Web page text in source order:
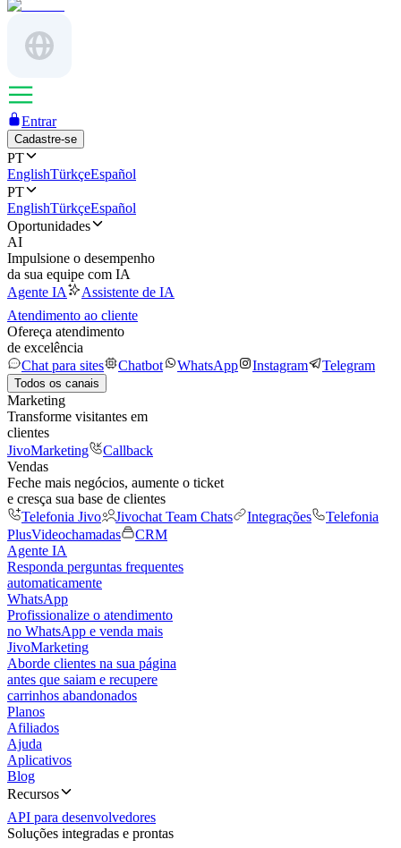
Entrar
Cadastre-se
PT
EnglishTürkçeEspañol
PT
EnglishTürkçeEspañol
Oportunidades
AI
Impulsione o desempenho
da sua equipe com IA
Agente IA
Assistente de IA
Atendimento ao cliente
Ofereça atendimento
de excelência
Chat para sites
Chatbot WhatsApp Instagram Telegram
Todos os canais
Marketing
Transforme visitantes em
clientes
JivoMarketing
Callback
Vendas
Feche mais negócios, aumente o ticket
e cresça sua base de clientes
Telefonia Jivo
Jivochat Team Chats Integrações
Telefonia
PlusVideochamadas
CRM
Agente IA
Responda perguntas frequentes
automaticamente
WhatsApp
Profissionalize o atendimento
no WhatsApp e venda mais
JivoMarketing
Aborde clientes na sua página
antes que saiam e recupere
carrinhos abandonados
Planos
Afiliados
Ajuda
Aplicativos
Blog
Recursos
API para desenvolvedores
Soluções integradas e prontas